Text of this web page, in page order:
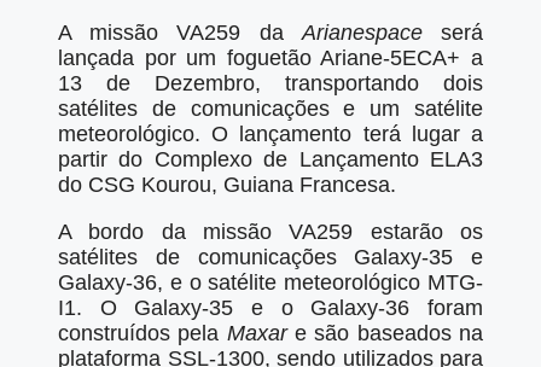
A missão VA259 daArianespaceserá
lançada por um foguetão Ariane-5ECA+ a
13 de Dezembro, transportando dois
satélites de comunicações e um satélite
meteorológico. O lançamento terá lugar a
partir do Complexo de Lançamento ELA3
do CSG Kourou, Guiana Francesa.
A bordo da missão VA259 estarão os
satélites de comunicações Galaxy-35 e
Galaxy-36, e o satélite meteorológico MTG-
I1. O Galaxy-35 e o Galaxy-36 foram
construídos pela Maxare são baseados na
plataforma SSL-1300, sendo utilizados para